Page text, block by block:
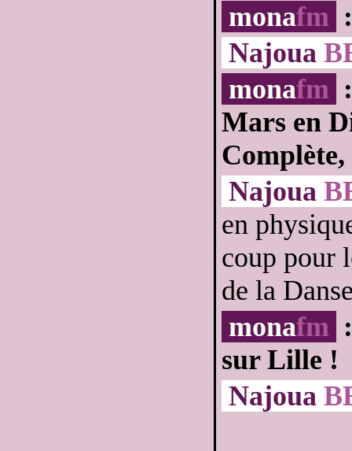
monafm
Najoua
monafm
Mars en
Najoua
en
coup pour
de la
monafm
sur Lille !
Najoua